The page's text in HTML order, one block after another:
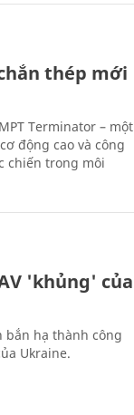
thép mới
Terminator – một
động cao và công
chiến trong môi
'khủng' của
hạ thành công
Ukraine.